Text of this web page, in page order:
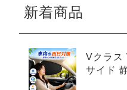
新着商品
Vクラス
サイド